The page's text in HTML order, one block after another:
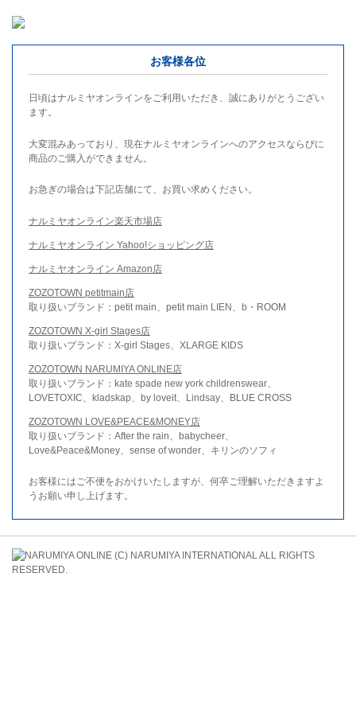
お客様各位
日頃はナルミヤオンラインをご利用いただき、誠にありがとうござい
ます。
大変混みあっており、現在ナルミヤオンラインへのアクセスならびに
商品のご購入ができません。
お急ぎの場合は下記店舗にて、お買い求めください。
ナルミヤオンライン楽天市場店
ナルミヤオンライン Yahoo!ショッピング店
ナルミヤオンライン Amazon店
ZOZOTOWN petitmain店
取り扱いブランド：petit main、petit main LIEN、b・ROOM
ZOZOTOWN X-girl Stages店
取り扱いブランド：X-girl Stages、XLARGE KIDS
ZOZOTOWN NARUMIYA ONLINE店
取り扱いブランド：kate spade new york childrenswear、
LOVETOXIC、kladskap、by loveit、Lindsay、BLUE CROSS
ZOZOTOWN LOVE&PEACE&MONEY店
取り扱いブランド：After the rain、babycheer、
Love&Peace&Money、sense of wonder、キリンのソフィ
お客様にはご不便をおかけいたしますが、何卒ご理解いただきますよ
うお願い申し上げます。